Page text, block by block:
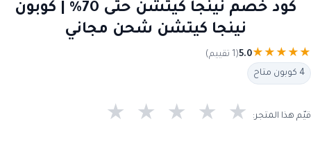
كود خصم نينجا كيتشن حتى 70% | كوبون
نينجا كيتشن شحن مجاني
★
★
★
★
★
5.0(1 تقييم)
4 كوبون متاح
قيّم هذا المتجر: ★ ★ ★ ★ ★